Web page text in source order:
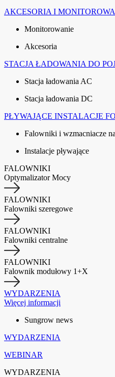
AKCESORIA I
Monitorowanie
Akcesoria
STACJA ŁADOWANIA DO
Stacja ładowania AC
Stacja ładowania DC
PŁYWAJĄCE INSTALACJE
Falowniki i wzmacniacze
Instalacje pływające
FALOWNIKI
Optymalizator Mocy
FALOWNIKI
Falowniki szeregowe
FALOWNIKI
Falowniki centralne
FALOWNIKI
Falownik modułowy 1+X
WYDARZENIA
Więcej informacji
Sungrow news
WYDARZENIA
WEBINAR
WYDARZENIA